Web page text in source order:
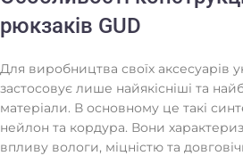
рюкзаків GUD
Для виробництва своїх аксесуарів
застосовує лише найякісніші та
матеріали. В основному це такі
нейлон та кордура. Вони
впливу вологи, міцністю та